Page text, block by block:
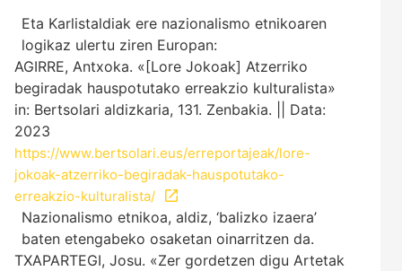
Eta Karlistaldiak ere nazionalismo etnikoaren
logikaz ulertu ziren Europan:
AGIRRE, Antxoka. «[Lore Jokoak] Atzerriko
begiradak hauspotutako erreakzio kulturalista»
in: Bertsolari aldizkaria, 131. Zenbakia. || Data:
2023
https://www.bertsolari.eus/erreportajeak/lore-
jokoak-atzerriko-begiradak-hauspotutako-
erreakzio-kulturalista/
Nazionalismo etnikoa, aldiz, ‘balizko izaera’
baten etengabeko osaketan oinarritzen da.
TXAPARTEGI, Josu. «Zer gordetzen digu Artetak